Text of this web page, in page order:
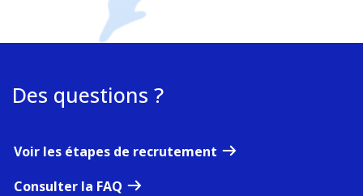
Des questions ?
Voir les étapes de recrutement
Consulter la FAQ